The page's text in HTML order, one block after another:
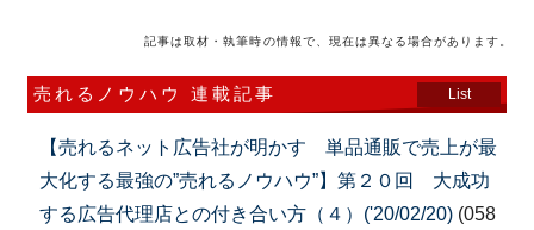
記事は取材・執筆時の情報で、現在は異なる場合があります。
売れるノウハウ 連載記事 List
【売れるネット広告社が明かす 単品通販で売上が最
大化する最強の”売れるノウハウ”】第２０回 大成功
する広告代理店との付き合い方（４）('20/02/20) (058